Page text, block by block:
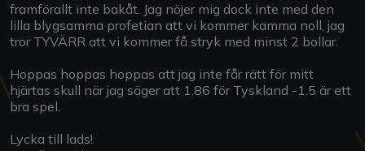
framförallt inte bakåt. Jag nöjer mig dock inte med den
lilla blygsamma profetian att vi kommer kamma noll, jag
tror TYVÄRR att vi kommer få stryk med minst 2 bollar.
Hoppas hoppas hoppas att jag inte får rätt för mitt
hjärtas skull när jag säger att 1.86 för Tyskland -1.5 är ett
bra spel.
Lycka till lads!